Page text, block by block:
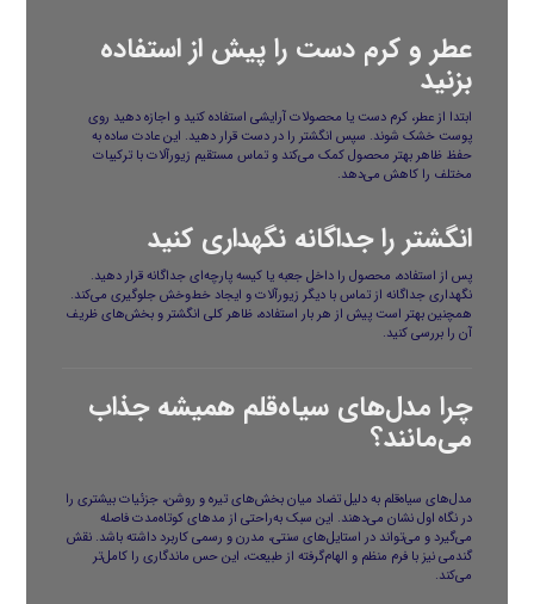
عطر و کرم دست را پیش از استفاده
بزنید
ابتدا از عطر، کرم دست یا محصولات آرایشی استفاده کنید و اجازه دهید روی
پوست خشک شوند. سپس انگشتر را در دست قرار دهید. این عادت ساده به
حفظ ظاهر بهتر محصول کمک می‌کند و تماس مستقیم زیورآلات با ترکیبات
مختلف را کاهش می‌دهد.
انگشتر را جداگانه نگهداری کنید
پس از استفاده، محصول را داخل جعبه یا کیسه پارچه‌ای جداگانه قرار دهید.
نگهداری جداگانه از تماس با دیگر زیورآلات و ایجاد خط‌وخش جلوگیری می‌کند.
همچنین بهتر است پیش از هر بار استفاده، ظاهر کلی انگشتر و بخش‌های ظریف
آن را بررسی کنید.
چرا مدل‌های سیاه‌قلم همیشه جذاب
می‌مانند؟
مدل‌های سیاه‌قلم به دلیل تضاد میان بخش‌های تیره و روشن، جزئیات بیشتری را
در نگاه اول نشان می‌دهند. این سبک به‌راحتی از مدهای کوتاه‌مدت فاصله
می‌گیرد و می‌تواند در استایل‌های سنتی، مدرن و رسمی کاربرد داشته باشد. نقش
گندمی نیز با فرم منظم و الهام‌گرفته از طبیعت، این حس ماندگاری را کامل‌تر
می‌کند.